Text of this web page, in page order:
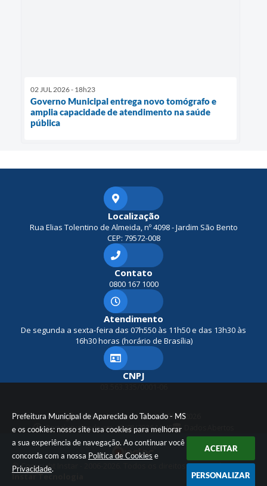
Prefeitura Municipal de Aparecida do Taboado - MS
e os cookies: nosso site usa cookies para melhorar
a sua experiência de navegação. Ao continuar você
concorda com a nossa Política de Cookies e
Privacidade.
ACEITAR
PERSONALIZAR
02 JUL 2026 - 18h23
Governo Municipal entrega novo tomógrafo e
amplia capacidade de atendimento na saúde
pública
Localização
Rua Elias Tolentino de Almeida, nº 4098 - Jardim São Bento
CEP: 79572-008
Contato
0800 167 1000
Atendimento
De segunda a sexta-feira das 07h550 às 11h50 e das 13h30 às
16h30 horas (horário de Brasília)
CNPJ
Versão do Sistema:3.5.3 - 19/06/2026
Portal atualizado em:09/08/2026 10:45
© Copyright Instar - 2006-2026. Todos os direitos reservados -